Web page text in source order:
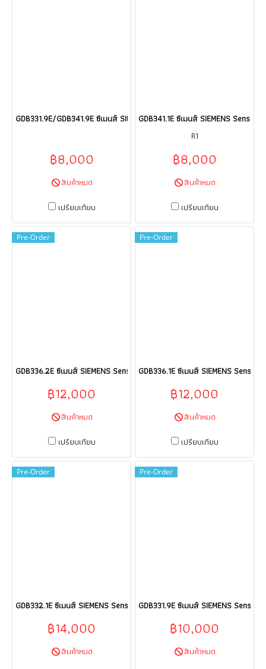
GDB331.9E/GDB341.9E ซีเมนส์ SIEMENS Sensor HVAC products HVAC
฿8,000
สินค้าหมด
เปรียบเทียบ
GDB341.1E ซีเมนส์ SIEMENS
R1
฿8,000
สินค้าหมด
เปรียบเทียบ
Pre-Order
GDB336.2E ซีเมนส์ SIEMENS Sensor HVAC products HVAC building
฿12,000
สินค้าหมด
เปรียบเทียบ
Pre-Order
GDB336.1E ซีเมนส์ SIEMENS
฿12,000
สินค้าหมด
เปรียบเทียบ
Pre-Order
GDB332.1E ซีเมนส์ SIEMENS Sensor HVAC products HVAC building
฿14,000
สินค้าหมด
Pre-Order
GDB331.9E ซีเมนส์ SIEMENS
฿10,000
สินค้าหมด